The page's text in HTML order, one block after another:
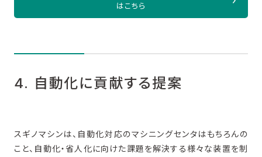
はこちら
4. 自動化に貢献する提案
スギノマシンは、自動化対応のマシニングセンタはもちろんの
こと、自動化・省人化に向けた課題を解決する様々な装置を制